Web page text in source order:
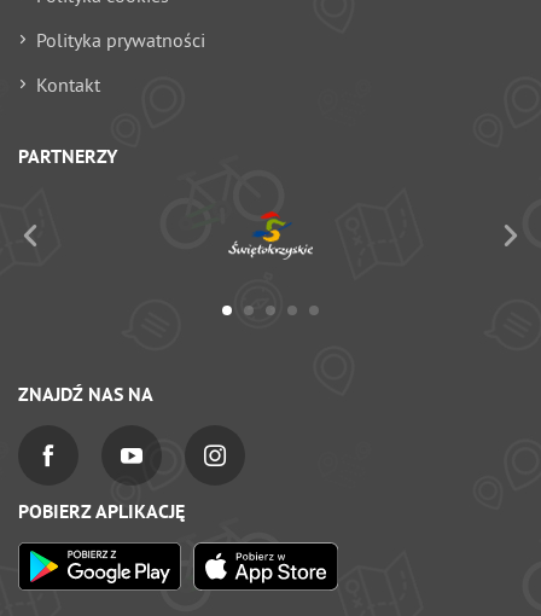
Polityka prywatności
Kontakt
PARTNERZY
ZNAJDŹ NAS NA
POBIERZ APLIKACJĘ